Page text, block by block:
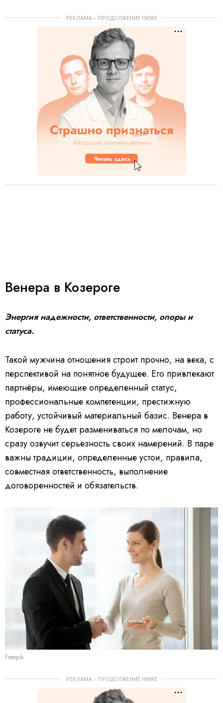
РЕКЛАМА – ПРОДОЛЖЕНИЕ НИЖЕ
Венера в Козероге
Энергия надежности, ответственности, опоры и
статуса.
Такой мужчина отношения строит прочно, на века, с
перспективой на понятное будущее. Его привлекают
партнёры, имеющие определенный статус,
профессиональные компетенции, престижную
работу, устойчивый материальный базис. Венера в
Козероге не будет размениваться по мелочам, но
сразу озвучит серьезность своих намерений. В паре
важны традиции, определенные устои, правила,
совместная ответственность, выполнение
договоренностей и обязательств.
Freepik
РЕКЛАМА – ПРОДОЛЖЕНИЕ НИЖЕ